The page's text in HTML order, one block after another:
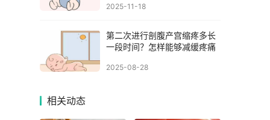
2025-11-18
第二次进行剖腹产宫缩疼多长
一段时间？怎样能够减缓疼痛
2025-08-28
相关动态